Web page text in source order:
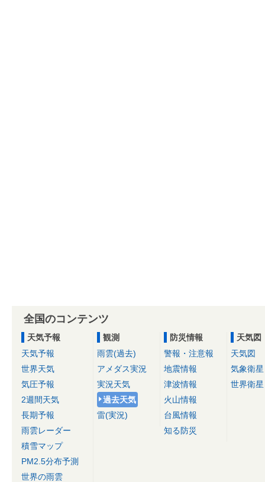
全国のコンテンツ
天気予報
天気予報
世界天気
気圧予報
2週間天気
長期予報
雨雲レーダー
積雪マップ
PM2.5分布予測
世界の雨雲
観測
雨雲(過去)
アメダス実況
実況天気
過去天気
雷(実況)
防災情報
警報・注意報
地震情報
津波情報
火山情報
台風情報
知る防災
天気図
天気図
気象衛星
世界衛星